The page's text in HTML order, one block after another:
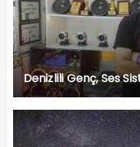
Denizlili Genç, Ses